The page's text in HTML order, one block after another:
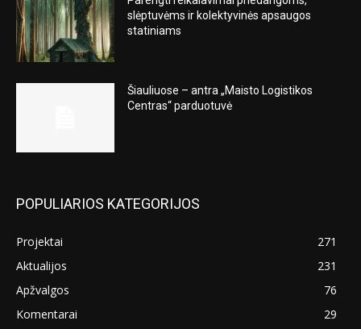
slėptuvėms ir kolektyvinės apsaugos
statiniams
Šiauliuose – antra „Maisto Logistikos
Centras“ parduotuvė
POPULIARIOS KATEGORIJOS
Projektai
271
Aktualijos
231
Apžvalgos
76
Komentarai
29